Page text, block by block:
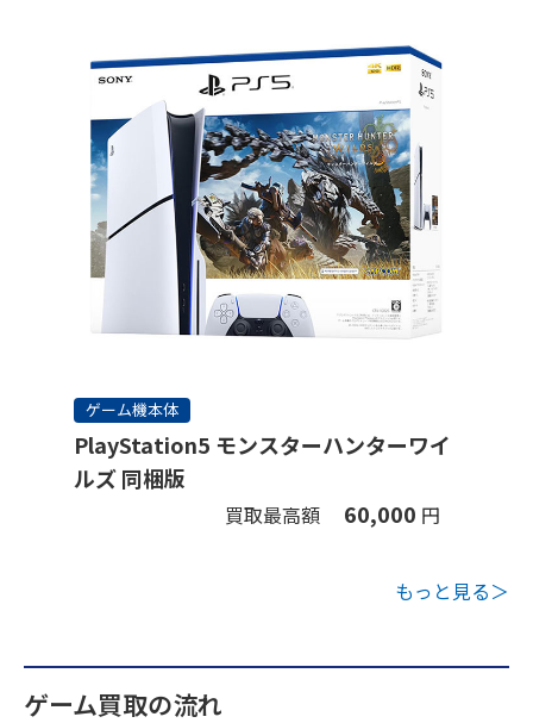
ゲーム機本体
PlayStation5 モンスターハンターワイ
ルズ 同梱版
買取最高額 60,000 円
もっと見る＞
ゲーム買取の流れ